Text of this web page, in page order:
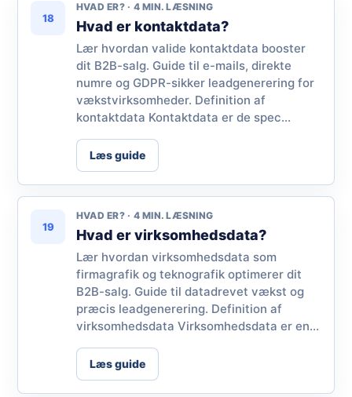
18
HVAD ER? · 4 MIN. LÆSNING
Hvad er kontaktdata?
Lær hvordan valide kontaktdata booster
dit B2B-salg. Guide til e-mails, direkte
numre og GDPR-sikker leadgenerering for
vækstvirksomheder. Definition af
kontaktdata Kontaktdata er de spec...
Læs guide
19
HVAD ER? · 4 MIN. LÆSNING
Hvad er virksomhedsdata?
Lær hvordan virksomhedsdata som
firmagrafik og teknografik optimerer dit
B2B-salg. Guide til datadrevet vækst og
præcis leadgenerering. Definition af
virksomhedsdata Virksomhedsdata er en...
Læs guide